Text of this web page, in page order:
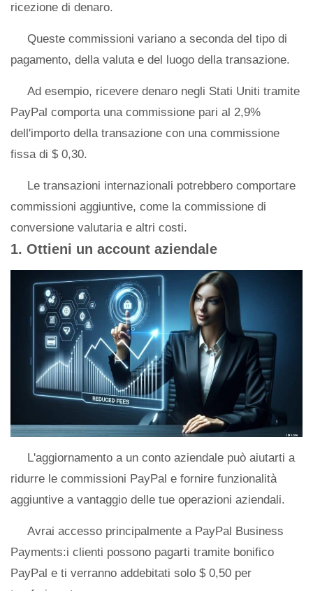
ricezione di denaro.
Queste commissioni variano a seconda del tipo di
pagamento, della valuta e del luogo della transazione.
Ad esempio, ricevere denaro negli Stati Uniti tramite
PayPal comporta una commissione pari al 2,9%
dell'importo della transazione con una commissione
fissa di $ 0,30.
Le transazioni internazionali potrebbero comportare
commissioni aggiuntive, come la commissione di
conversione valutaria e altri costi.
1. Ottieni un account aziendale
L'aggiornamento a un conto aziendale può aiutarti a
ridurre le commissioni PayPal e fornire funzionalità
aggiuntive a vantaggio delle tue operazioni aziendali.
Avrai accesso principalmente a PayPal Business
Payments:i clienti possono pagarti tramite bonifico
PayPal e ti verranno addebitati solo $ 0,50 per